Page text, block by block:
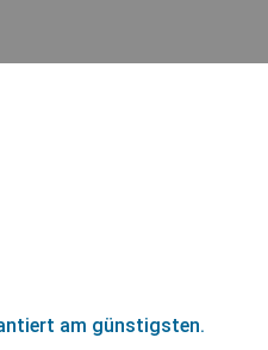
am günstigsten.